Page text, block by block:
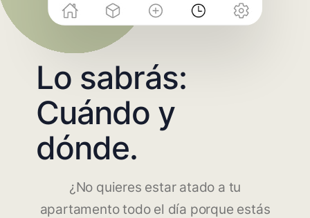
Lo sabrás:
Cuándo y
dónde.
¿No quieres estar atado a tu
apartamento todo el día porque estás